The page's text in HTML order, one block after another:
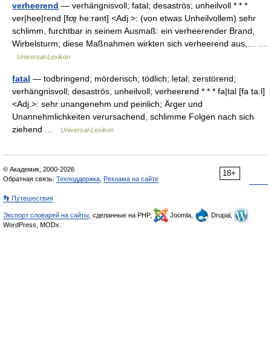
verheerend — verhängnisvoll; fatal; desaströs; unheilvoll * * *
ver|hee|rend [fɛɐ̯ he:rənt] <Adj.>: (von etwas Unheilvollem) sehr
schlimm, furchtbar in seinem Ausmaß: ein verheerender Brand,
Wirbelsturm; diese Maßnahmen wirkten sich verheerend aus,… …
Universal-Lexikon
fatal — todbringend; mörderisch; tödlich; letal; zerstörend;
verhängnisvoll; desaströs; unheilvoll; verheerend * * * fa|tal [fa ta:l]
<Adj.>: sehr unangenehm und peinlich; Ärger und
Unannehmlichkeiten verursachend, schlimme Folgen nach sich
ziehend …
Universal-Lexikon
18+
© Академик, 2000-2026
Обратная связь: Техподдержка Реклама на сайте
👣 Путешествия
Экспорт словарей на сайты , сделанные на PHP, Joomla,
Drupal,
WordPress, MODx.